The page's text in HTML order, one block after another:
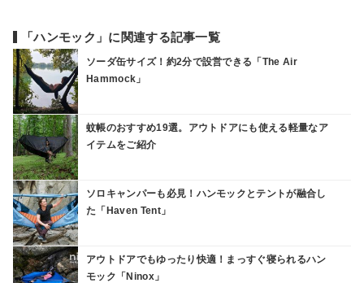
「ハンモック」に関連する記事一覧
ソーダ缶サイズ！約2分で設営できる「The Air
Hammock」
蚊帳のおすすめ19選。アウトドアにも使える軽量なア
イテムをご紹介
ソロキャンパーも必見！ハンモックとテントが融合し
た「Haven Tent」
アウトドアでもゆったり快適！まっすぐ寝られるハン
モック「Ninox」